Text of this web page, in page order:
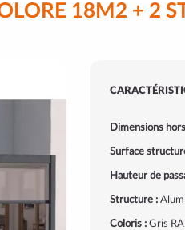
18M2 + 2
Dimensions
Surface
Hauteur de
Structure :
Coloris :Gris